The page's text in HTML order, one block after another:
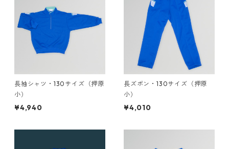
長袖シャツ・130サイズ（押原
小）
¥4,940
長ズボン・130サイズ（押原
小）
¥4,010